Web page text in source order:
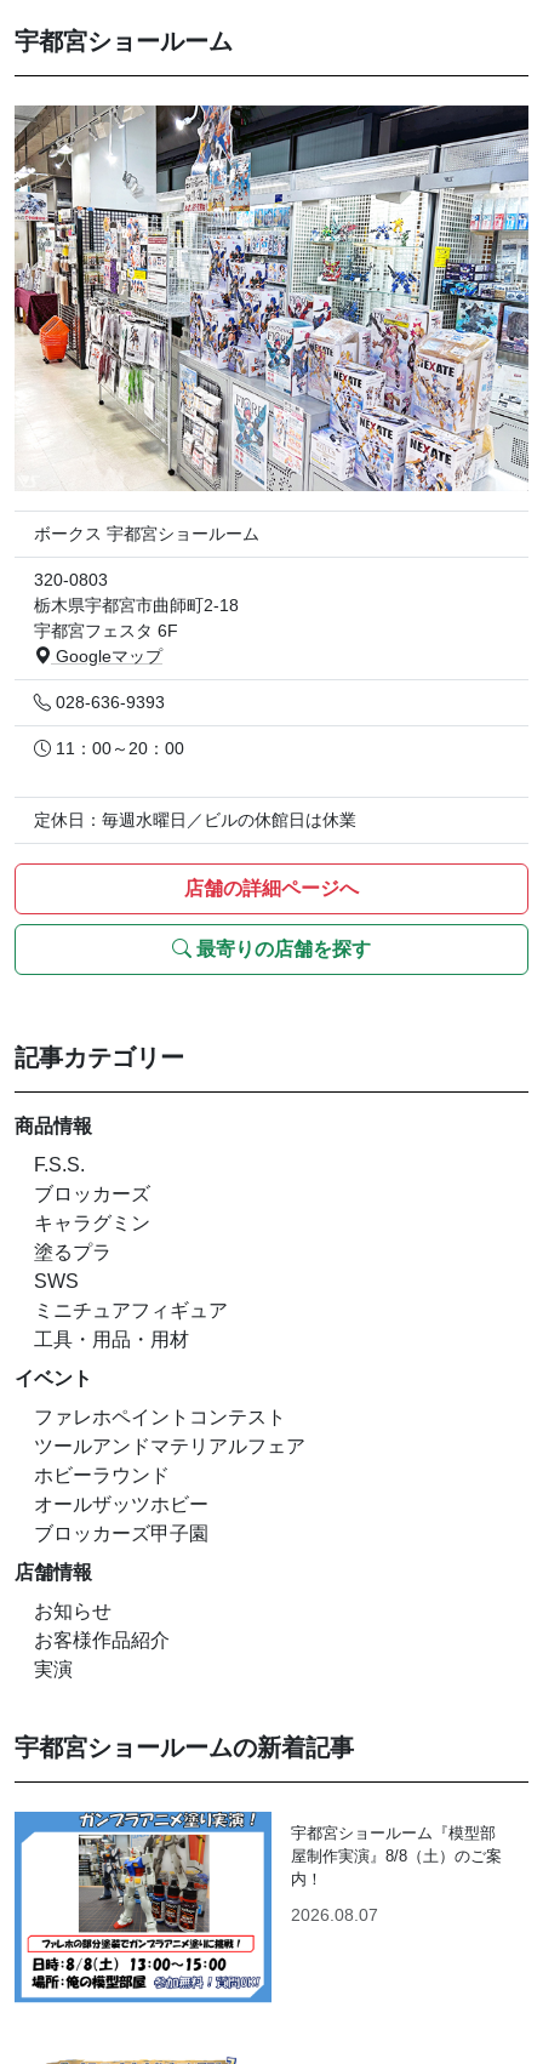
宇都宮ショールーム
ボークス 宇都宮ショールーム
320-0803
栃木県宇都宮市曲師町2-18
宇都宮フェスタ 6F
Googleマップ
028-636-9393
11：00～20：00
定休日：毎週水曜日／ビルの休館日は休業
店舗の詳細ページへ
最寄りの店舗を探す
記事カテゴリー
商品情報
F.S.S.
ブロッカーズ
キャラグミン
塗るプラ
SWS
ミニチュアフィギュア
工具・用品・用材
イベント
ファレホペイントコンテスト
ツールアンドマテリアルフェア
ホビーラウンド
オールザッツホビー
ブロッカーズ甲子園
店舗情報
お知らせ
お客様作品紹介
実演
宇都宮ショールームの新着記事
宇都宮ショールーム『模型部
屋制作実演』8/8（土）のご案
内！
2026.08.07